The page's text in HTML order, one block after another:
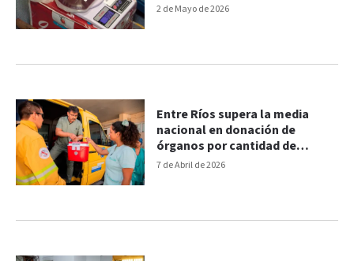
2 de Mayo de 2026
7 de Abril de 2026
Entre Ríos supera la media
nacional en donación de
órganos por cantidad de
habitantes